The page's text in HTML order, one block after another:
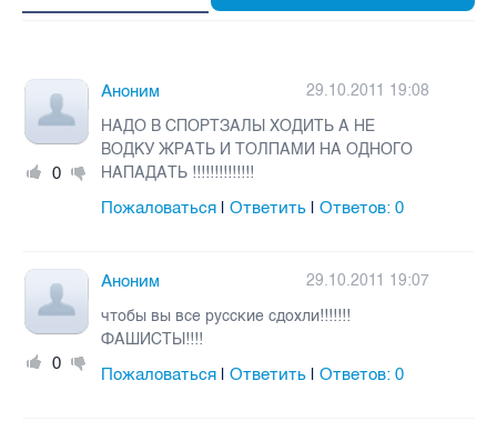
0
Аноним
29.10.2011 19:08
НАДО В СПОРТЗАЛЫ ХОДИТЬ А НЕ
ВОДКУ ЖРАТЬ И ТОЛПАМИ НА ОДНОГО
НАПАДАТЬ !!!!!!!!!!!!!!
Пожаловаться |Ответить |Ответов:0
0
Аноним
29.10.2011 19:07
чтобы вы все русские сдохли!!!!!!!
ФАШИСТЫ!!!!
Пожаловаться |Ответить |Ответов:0